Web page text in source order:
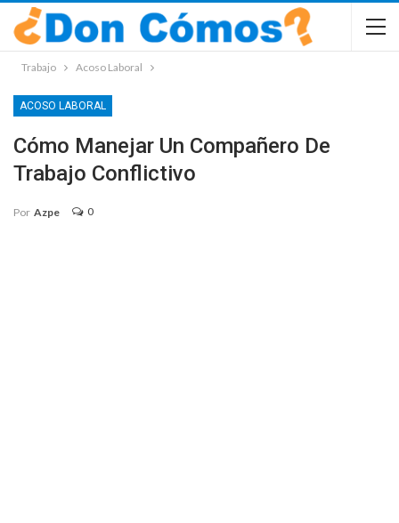
Trabajo Acoso Laboral
ACOSO LABORAL
Cómo Manejar Un Compañero De
Trabajo Conflictivo
Por Azpe 0